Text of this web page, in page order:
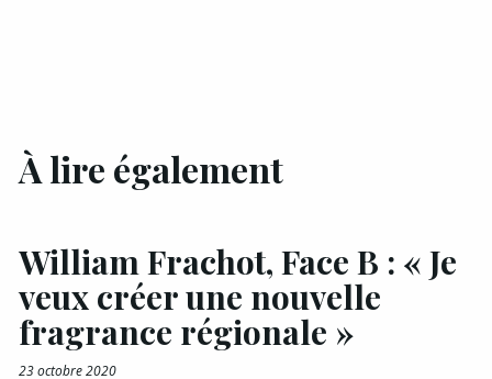
À lire également
William Frachot, Face B : « Je
veux créer une nouvelle
fragrance régionale »
23 octobre 2020